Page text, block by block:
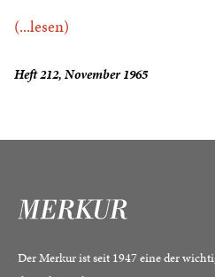
(...lesen)
Heft 212, November 1965
Der Merkur ist seit 1947 eine der